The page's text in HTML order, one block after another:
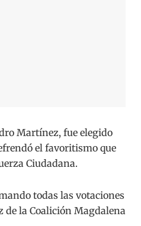
Martínez, fue elegido
el favoritismo que
Ciudadana.
todas las votaciones
la Coalición Magdalena